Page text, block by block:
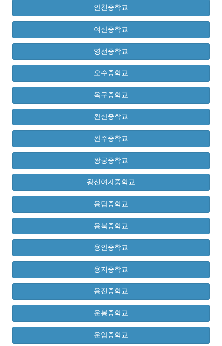
안천중학교
여산중학교
영선중학교
오수중학교
옥구중학교
완산중학교
완주중학교
왕궁중학교
왕신여자중학교
용담중학교
용북중학교
용안중학교
용지중학교
용진중학교
운봉중학교
운암중학교